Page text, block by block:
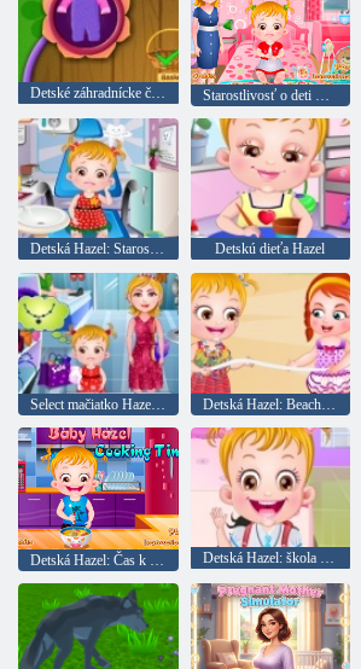
Detské záhradnícke čas.
Detská Hazel: Starostlivosť o zuby Detskú dieťa Hazel
Select mačiatko Hazel Fancy Dress Detská Hazel: Beach party
Detská Hazel: škola zdravie